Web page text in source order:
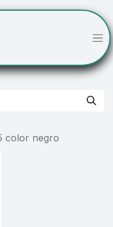
color negro